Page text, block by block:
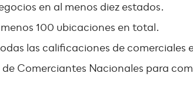
en al menos diez estados.
100 ubicaciones en total.
las calificaciones de comerciales
Comerciantes Nacionales para